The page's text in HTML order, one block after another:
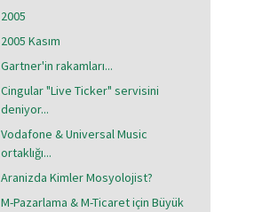
2005
2005 Kasım
Gartner'in rakamları...
Cingular "Live Ticker" servisini
deniyor...
Vodafone & Universal Music
ortaklığı...
Aranizda Kimler Mosyolojist?
M-Pazarlama & M-Ticaret için Büyük